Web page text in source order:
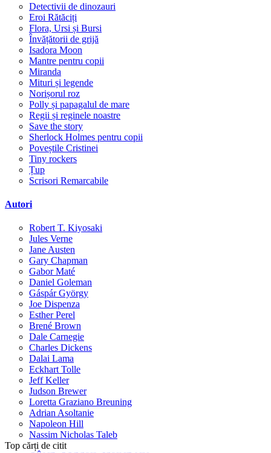
Detectivii de dinozauri
Eroi Rătăciți
Flora, Ursi și Bursi
Învățătorii de grijă
Isadora Moon
Mantre pentru copii
Miranda
Mituri și legende
Norișorul roz
Polly și papagalul de mare
Regii și reginele noastre
Save the story
Sherlock Holmes pentru copii
Poveștile Cristinei
Tiny rockers
Țup
Scrisori Remarcabile
Autori
Robert T. Kiyosaki
Jules Verne
Jane Austen
Gary Chapman
Gabor Maté
Daniel Goleman
Gáspár György
Joe Dispenza
Esther Perel
Brené Brown
Dale Carnegie
Charles Dickens
Dalai Lama
Eckhart Tolle
Jeff Keller
Judson Brewer
Loretta Graziano Breuning
Adrian Asoltanie
Napoleon Hill
Nassim Nicholas Taleb
Top cărți de citit